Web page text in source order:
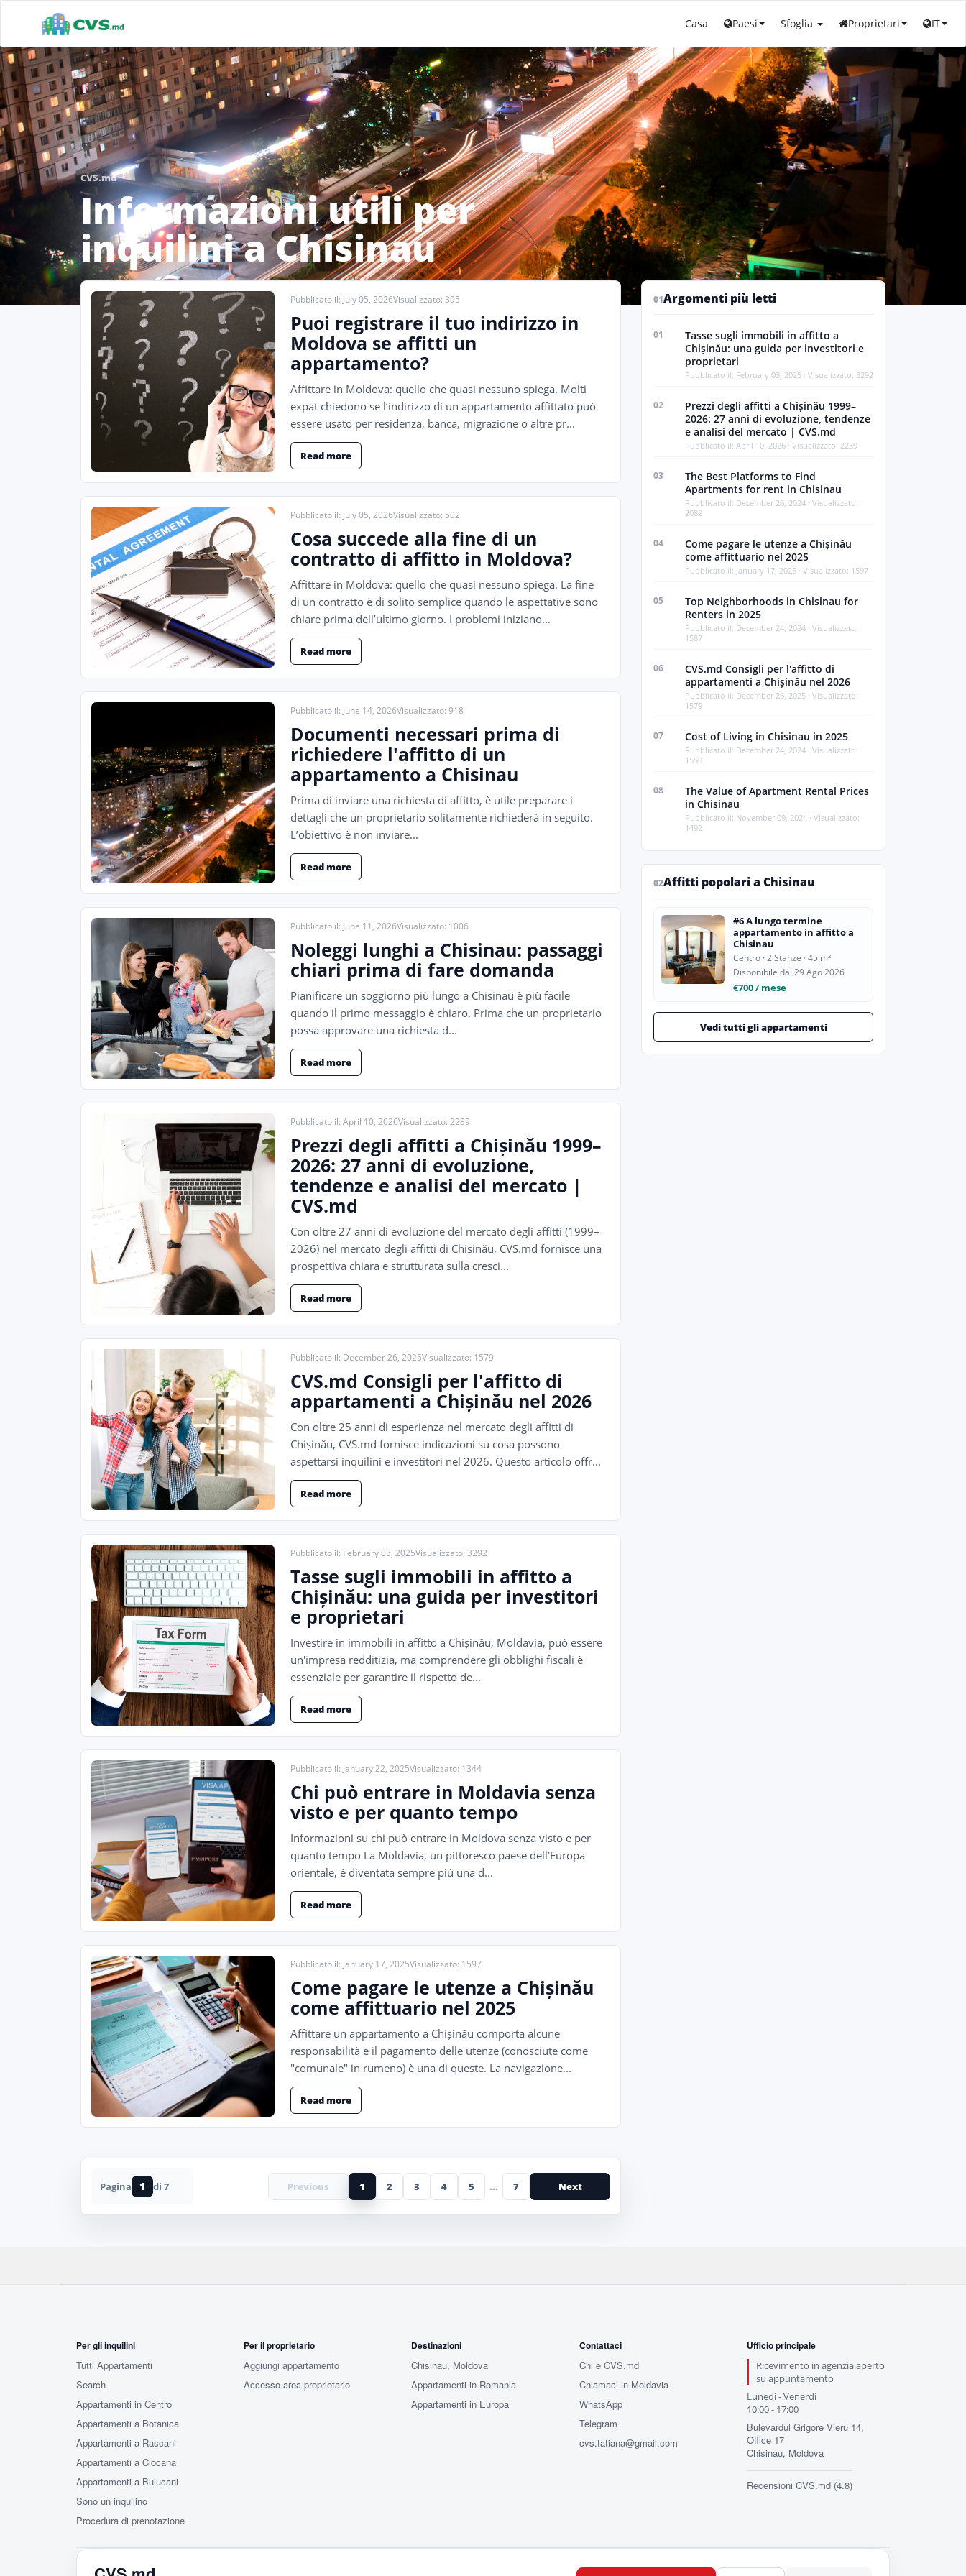
Casa Paesi Sfoglia Proprietari IT
CVS.md
Informazioni utili per
inquilini a Chisinau
Pubblicato il: July 05, 2026Visualizzato: 395
Puoi registrare il tuo indirizzo in
Moldova se affitti un
appartamento?
Affittare in Moldova: quello che quasi nessuno spiega. Molti
expat chiedono se l’indirizzo di un appartamento affittato può
essere usato per residenza, banca, migrazione o altre pr...
Read more
Pubblicato il: July 05, 2026Visualizzato: 502
Cosa succede alla fine di un
contratto di affitto in Moldova?
Affittare in Moldova: quello che quasi nessuno spiega. La fine
di un contratto è di solito semplice quando le aspettative sono
chiare prima dell’ultimo giorno. I problemi iniziano...
Read more
Pubblicato il: June 14, 2026Visualizzato: 918
Documenti necessari prima di
richiedere l'affitto di un
appartamento a Chisinau
Prima di inviare una richiesta di affitto, è utile preparare i
dettagli che un proprietario solitamente richiederà in seguito.
L’obiettivo è non inviare...
Read more
Pubblicato il: June 11, 2026Visualizzato: 1006
Noleggi lunghi a Chisinau: passaggi
chiari prima di fare domanda
Pianificare un soggiorno più lungo a Chisinau è più facile
quando il primo messaggio è chiaro. Prima che un proprietario
possa approvare una richiesta d...
Read more
Pubblicato il: April 10, 2026Visualizzato: 2239
Prezzi degli affitti a Chișinău 1999–
2026: 27 anni di evoluzione,
tendenze e analisi del mercato |
CVS.md
Con oltre 27 anni di evoluzione del mercato degli affitti (1999–
2026) nel mercato degli affitti di Chișinău, CVS.md fornisce una
prospettiva chiara e strutturata sulla cresci...
Read more
Pubblicato il: December 26, 2025Visualizzato: 1579
CVS.md Consigli per l'affitto di
appartamenti a Chișinău nel 2026
Con oltre 25 anni di esperienza nel mercato degli affitti di
Chișinău, CVS.md fornisce indicazioni su cosa possono
aspettarsi inquilini e investitori nel 2026. Questo articolo offr...
Read more
Pubblicato il: February 03, 2025Visualizzato: 3292
Tasse sugli immobili in affitto a
Chișinău: una guida per investitori
e proprietari
Investire in immobili in affitto a Chișinău, Moldavia, può essere
un'impresa redditizia, ma comprendere gli obblighi fiscali è
essenziale per garantire il rispetto de...
Read more
Pubblicato il: January 22, 2025Visualizzato: 1344
Chi può entrare in Moldavia senza
visto e per quanto tempo
Informazioni su chi può entrare in Moldova senza visto e per
quanto tempo La Moldavia, un pittoresco paese dell'Europa
orientale, è diventata sempre più una d...
Read more
Pubblicato il: January 17, 2025Visualizzato: 1597
Come pagare le utenze a Chișinău
come affittuario nel 2025
Affittare un appartamento a Chișinău comporta alcune
responsabilità e il pagamento delle utenze (conosciute come
"comunale" in rumeno) è una di queste. La navigazione...
Read more
Pagina 1 di 7 Previous 1 2 3 4 5 ... 7 Next
01Argomenti più letti
01
Tasse sugli immobili in affitto a
Chișinău: una guida per investitori e
proprietari
Pubblicato il: February 03, 2025 · Visualizzato: 3292
02
Prezzi degli affitti a Chișinău 1999–
2026: 27 anni di evoluzione, tendenze
e analisi del mercato | CVS.md
Pubblicato il: April 10, 2026 · Visualizzato: 2239
03
The Best Platforms to Find
Apartments for rent in Chisinau
Pubblicato il: December 26, 2024 · Visualizzato:
2082
04
Come pagare le utenze a Chișinău
come affittuario nel 2025
Pubblicato il: January 17, 2025 · Visualizzato: 1597
05
Top Neighborhoods in Chisinau for
Renters in 2025
Pubblicato il: December 24, 2024 · Visualizzato:
1587
06
CVS.md Consigli per l'affitto di
appartamenti a Chișinău nel 2026
Pubblicato il: December 26, 2025 · Visualizzato:
1579
07 Cost of Living in Chisinau in 2025
Pubblicato il: December 24, 2024 · Visualizzato:
1550
08
The Value of Apartment Rental Prices
in Chisinau
Pubblicato il: November 09, 2024 · Visualizzato:
1492
02Affitti popolari a Chisinau
#6 A lungo termine
appartamento in affitto a
Chisinau
Centro · 2 Stanze · 45 m²
Disponibile dal 29 Ago 2026
€700 / mese
Vedi tutti gli appartamenti
Per gli inquilini
Tutti Appartamenti
Search
Appartamenti in Centro
Appartamenti a Botanica
Appartamenti a Rascani
Appartamenti a Ciocana
Appartamenti a Buiucani
Sono un inquilino
Procedura di prenotazione
Per il proprietario
Aggiungi appartamento
Accesso area proprietario
Destinazioni
Chisinau, Moldova
Appartamenti in Romania
Appartamenti in Europa
Contattaci
Chi e CVS.md
Chiamaci in Moldavia
WhatsApp
Telegram
cvs.tatiana@gmail.com
Ufficio principale
Ricevimento in agenzia aperto
su appuntamento
Lunedi - Venerdì
10:00 - 17:00
Bulevardul Grigore Vieru 14,
Office 17
Chisinau, Moldova
Recensioni CVS.md (4.8)